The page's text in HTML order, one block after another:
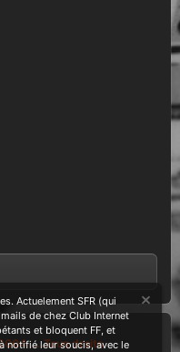
....Tous droits
Actuelement SFR (qui
de chez Club Internet
et bloquent FF, et
notifié leur soucis, avec le